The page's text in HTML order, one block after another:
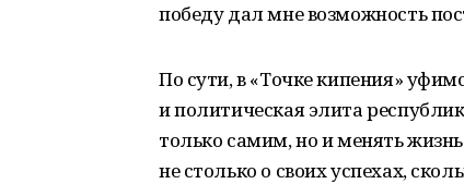
победу дал мне возможность
По сути, в «Точке кипения»
и политическая элита
только самим, но и менять
не столько о своих успехах,